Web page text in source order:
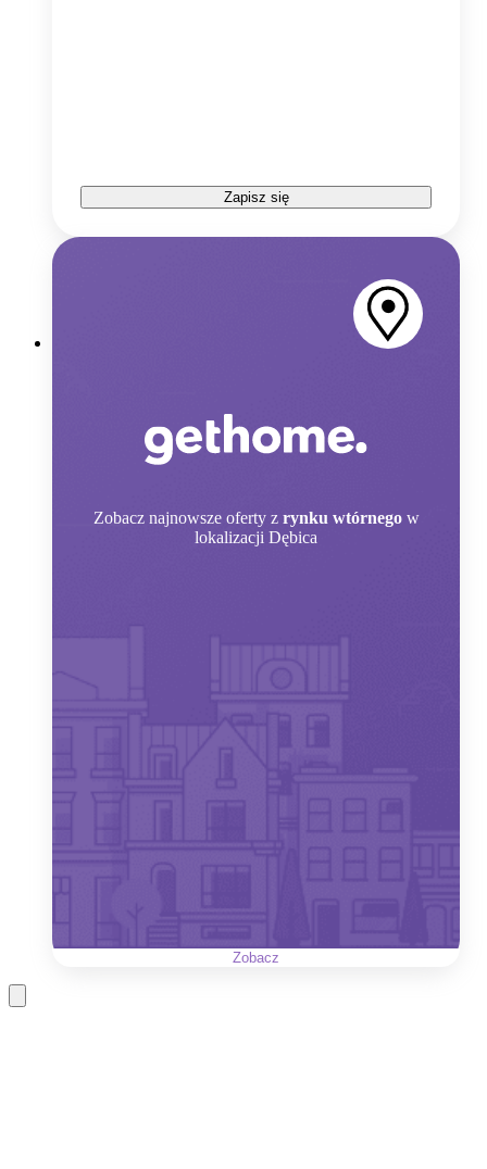
Zapisz się
Zobacz najnowsze oferty z rynku wtórnego w
lokalizacji Dębica
Zobacz